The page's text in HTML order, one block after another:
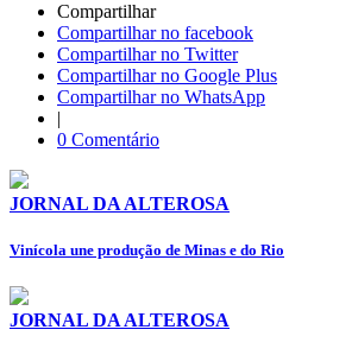
Compartilhar
Compartilhar no facebook
Compartilhar no Twitter
Compartilhar no Google Plus
Compartilhar no WhatsApp
|
0 Comentário
JORNAL DA ALTEROSA
Vinícola une produção de Minas e do Rio
JORNAL DA ALTEROSA